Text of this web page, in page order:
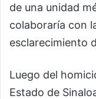
de una unidad
colaboraría con
esclarecimiento
Luego del
Estado de